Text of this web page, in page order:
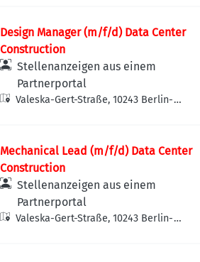
Design Manager (m/f/d) Data Center
Construction
Stellenanzeigen aus einem
Partnerportal
Valeska-Gert-Straße, 10243 Berlin-
Mechanical Lead (m/f/d) Data Center
Construction
Stellenanzeigen aus einem
Partnerportal
Valeska-Gert-Straße, 10243 Berlin-